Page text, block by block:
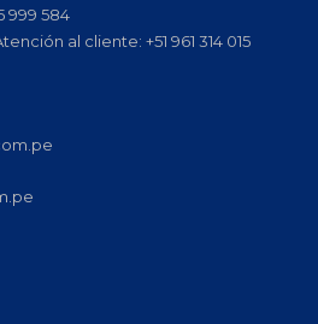
999 584
al cliente: +51 961 314 015